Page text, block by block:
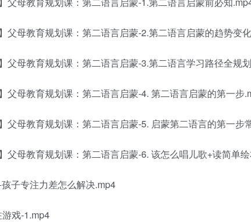
母教育规划课：第二语言启蒙-2.第二语言启蒙的趋势变
母教育规划课：第二语言启蒙-3.第二语言学习路径全规
母教育规划课：第二语言启蒙-4. 第二语言启蒙的第一步
母教育规划课：第二语言启蒙-5. 启蒙第二语言的第一步
母教育规划课：第二语言启蒙-6. 该怎么唱儿歌+读简单
专注力差怎么解决.mp4
戏-1.mp4